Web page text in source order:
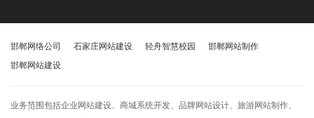
邯郸网络公司 石家庄网站建设 轻舟智慧校园
邯郸网站制作
邯郸网站建设
业务范围包括企业网站建设、商城系统开发、品牌网站设计、旅游网站制作、